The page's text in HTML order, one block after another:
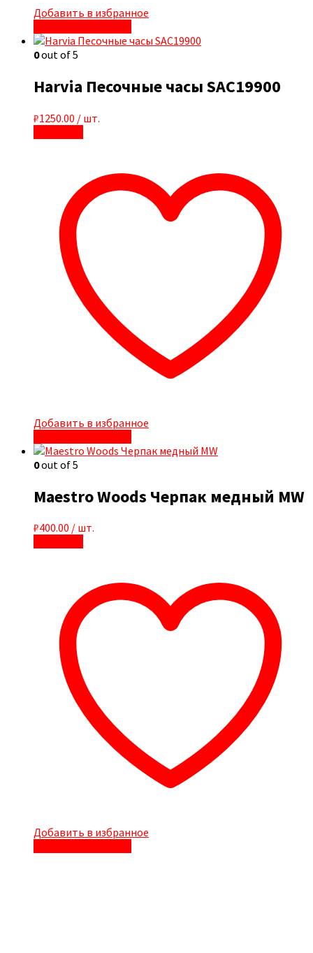
Добавить в избранное
0out of 5
Harvia Песочные часы SAC19900
₽1250.00 / шт.
Добавить в избранное
0out of 5
Maestro Woods Черпак медный MW
₽400.00 / шт.
Добавить в избранное